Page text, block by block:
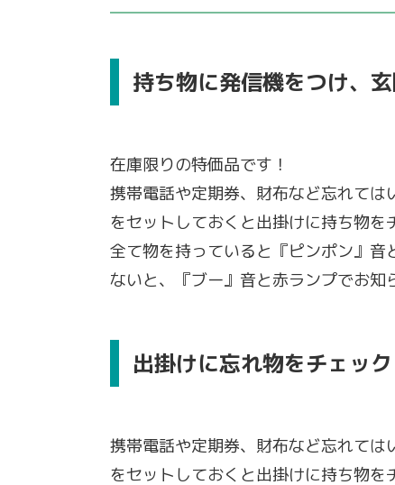
持ち物に発信機をつけ、
在庫限りの特価品です！
携帯電話や定期券、財布など忘れて
をセットしておくと出掛けに持ち物を
全て物を持っていると『ピンポン』
ないと、『ブー』音と赤ランプでお知
出掛けに忘れ物をチェック
携帯電話や定期券、財布など忘れて
をセットしておくと出掛けに持ち物